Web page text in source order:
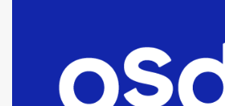
fueron detenidos
comercialización de
tarde del sábado